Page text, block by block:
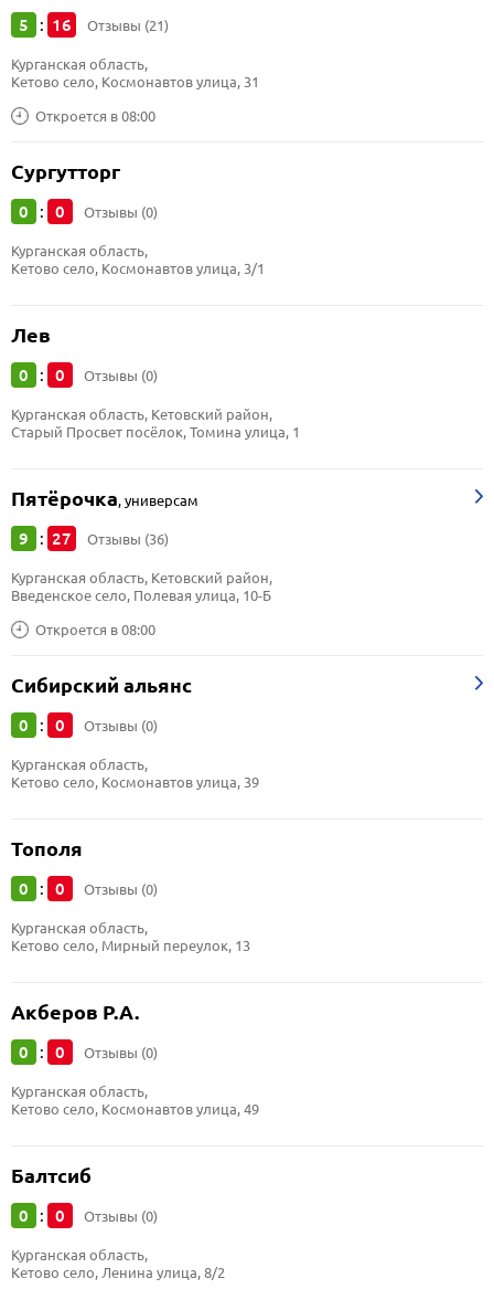
5 : 16 Отзывы (21)
Откроется в 08:00
Курганская область,
Кетово село, Космонавтов улица, 31
Сургутторг
0 : 0 Отзывы (0)
Курганская область,
Кетово село, Космонавтов улица, 3/1
Лев
0 : 0 Отзывы (0)
Курганская область, Кетовский район,
Старый Просвет посёлок, Томина улица, 1
Пятёрочка,универсам
9 : 27 Отзывы (36)
Откроется в 08:00
Курганская область, Кетовский район,
Введенское село, Полевая улица, 10-Б
Сибирский альянс
0 : 0 Отзывы (0)
Курганская область,
Кетово село, Космонавтов улица, 39
Тополя
0 : 0 Отзывы (0)
Курганская область,
Кетово село, Мирный переулок, 13
Акберов Р.А.
0 : 0 Отзывы (0)
Курганская область,
Кетово село, Космонавтов улица, 49
Балтсиб
0 : 0 Отзывы (0)
Курганская область,
Кетово село, Ленина улица, 8/2